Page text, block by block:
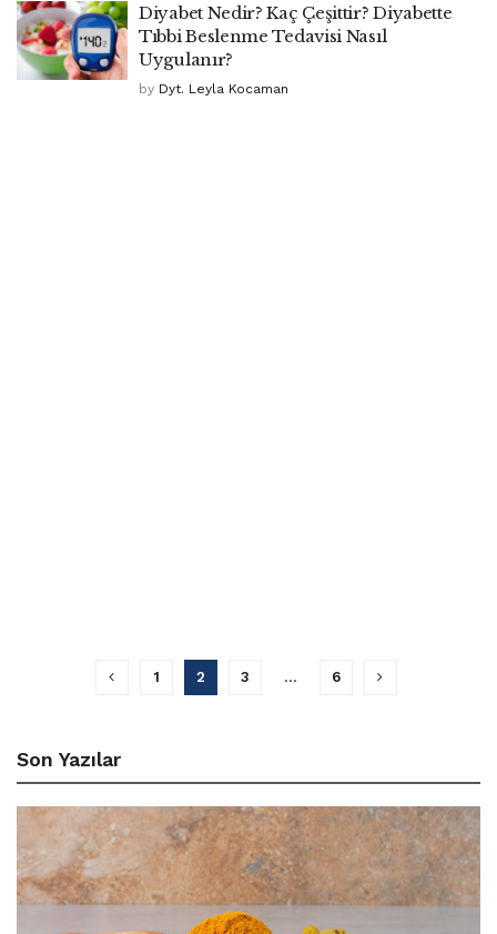
Diyabet Nedir? Kaç Çeşittir? Diyabette
Tıbbi Beslenme Tedavisi Nasıl
Uygulanır?
by Dyt. Leyla Kocaman
1 2 3 … 6
Son Yazılar